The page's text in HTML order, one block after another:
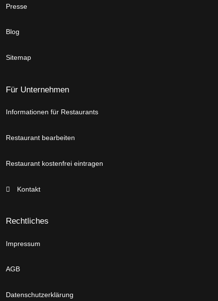
Presse
Blog
Sitemap
Für Unternehmen
Informationen für Restaurants
Restaurant bearbeiten
Restaurant kostenfrei eintragen
Kontakt
Rechtliches
Impressum
AGB
Datenschutzerklärung